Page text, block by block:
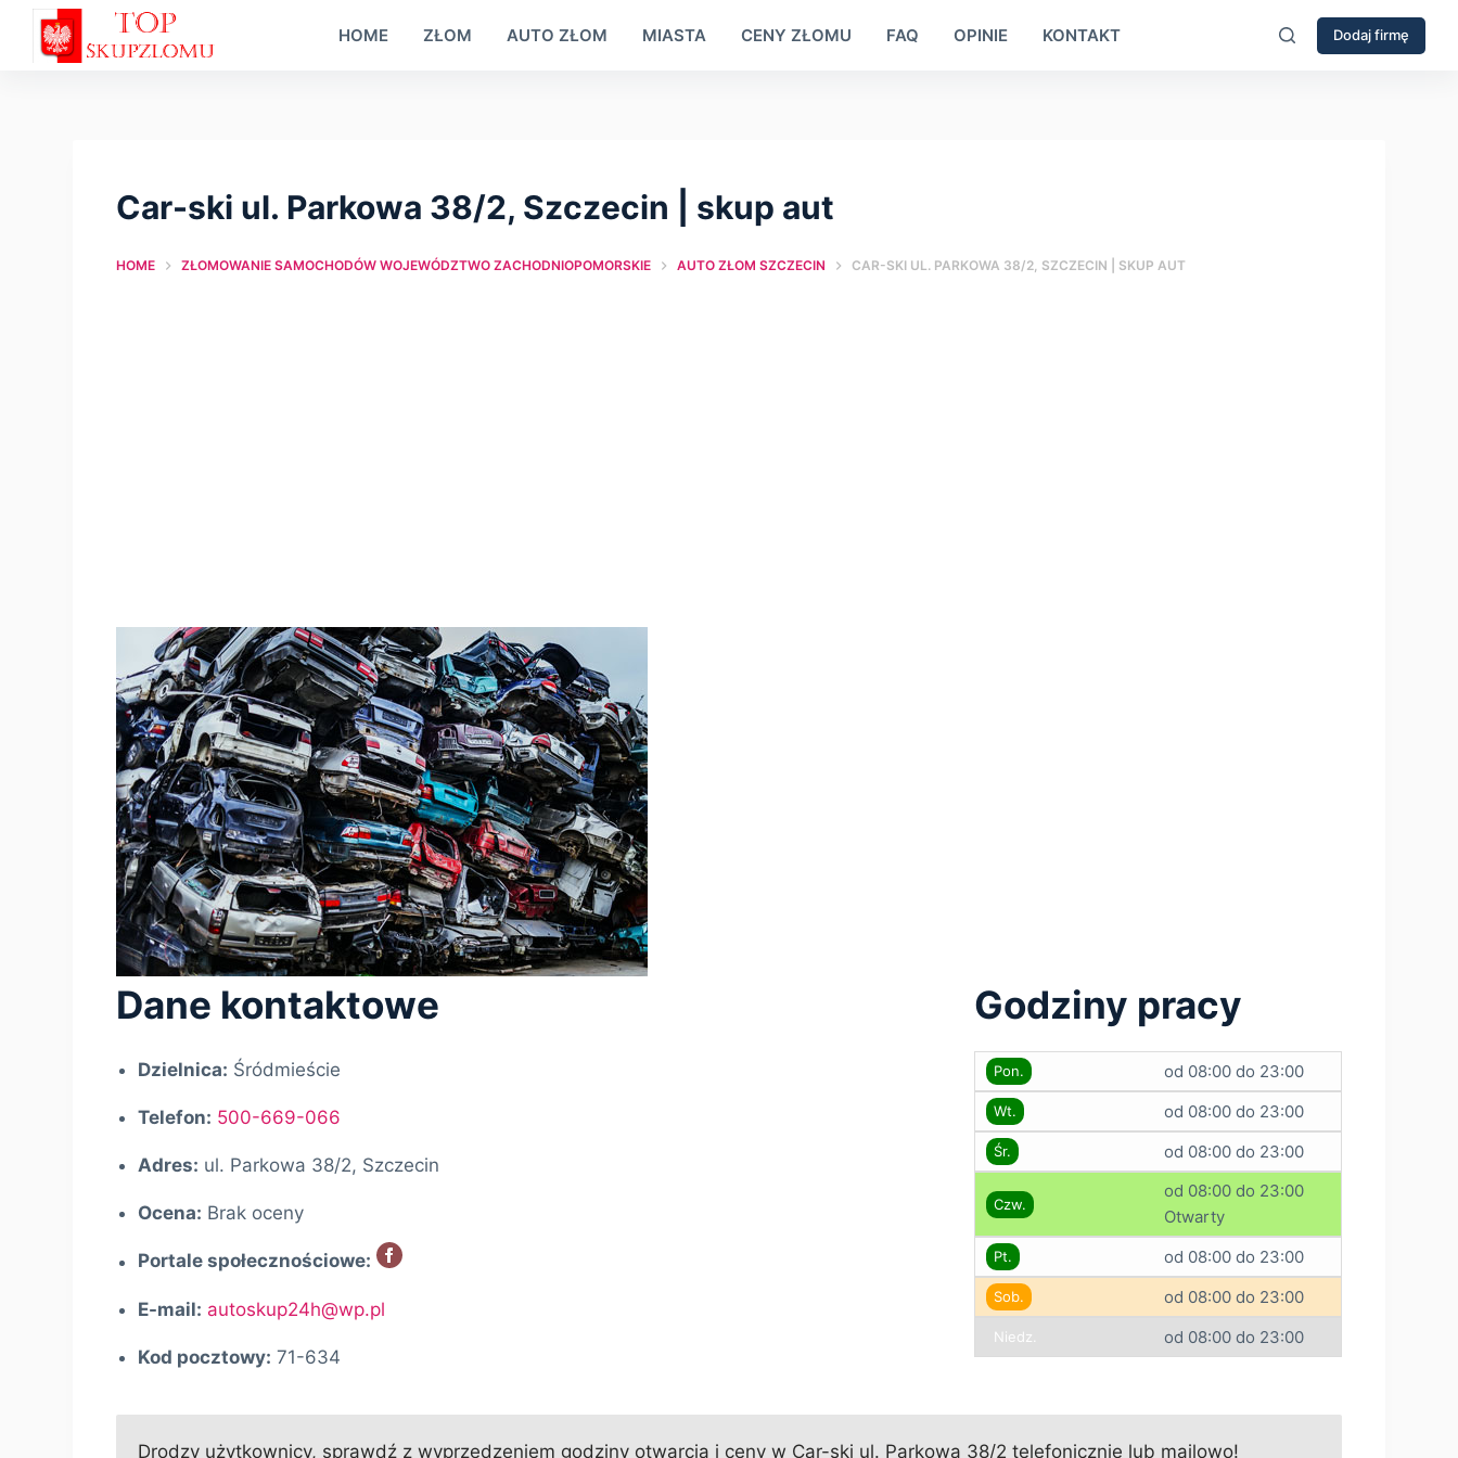
HOME ZŁOM AUTO ZŁOM MIASTA CENY ZŁOMU FAQ OPINIE KONTAKT Dodaj firmę
Car-ski ul. Parkowa 38/2, Szczecin | skup aut
HOME ZŁOMOWANIE SAMOCHODÓW WOJEWÓDZTWO ZACHODNIOPOMORSKIE AUTO ZŁOM SZCZECIN CAR-SKI UL. PARKOWA 38/2, SZCZECIN | SKUP AUT
Dane kontaktowe
Dzielnica: Śródmieście
Telefon: 500-669-066
Adres: ul. Parkowa 38/2, Szczecin
Ocena: Brak oceny
Portale społecznościowe:
E-mail: autoskup24h@wp.pl
Kod pocztowy: 71-634
Godziny pracy
Pon. od 08:00 do 23:00
Wt. od 08:00 do 23:00
Śr. od 08:00 do 23:00
Czw.
od 08:00 do 23:00
Otwarty
Pt. od 08:00 do 23:00
Sob. od 08:00 do 23:00
Niedz. od 08:00 do 23:00
Drodzy użytkownicy, sprawdź z wyprzedzeniem godziny otwarcia i ceny w Car-ski ul. Parkowa 38/2 telefonicznie lub mailowo!